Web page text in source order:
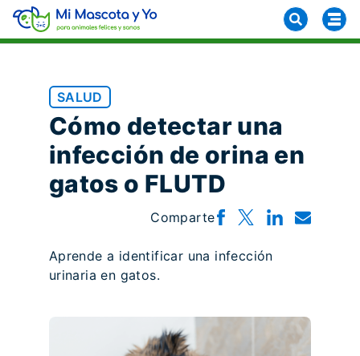
SALUD
Cómo detectar una
infección de orina en
gatos o FLUTD
Comparte
Aprende a identificar una infección
urinaria en gatos.